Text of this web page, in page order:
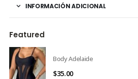
INFORMACIÓN ADICIONAL
Featured
Body Adelaide
$35.00